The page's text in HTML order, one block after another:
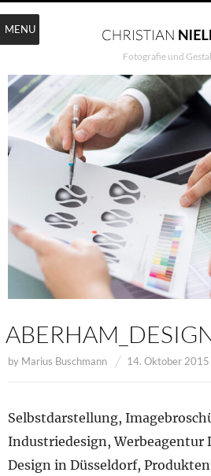
Fotografie und
by Marius Buschmann 14. Oktober 2015
Selbstdarstellung,
Industriedesign, Werbeagentur
Design in Düsseldorf,
MENU